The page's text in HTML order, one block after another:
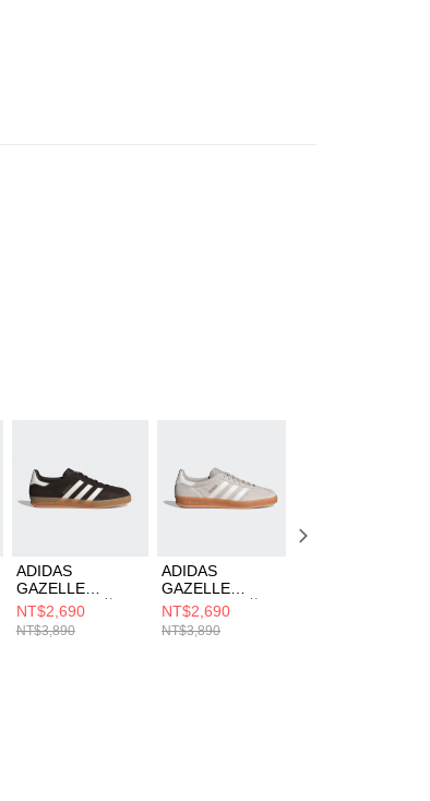
ADIDAS
GAZELLE
INDOOR 男 休閒
鞋 HQ5152
NT$2,690
NT$3,890
ADIDAS
GAZELLE
INDOOR 男 休閒
鞋 HQ5153
NT$2,690
NT$3,890